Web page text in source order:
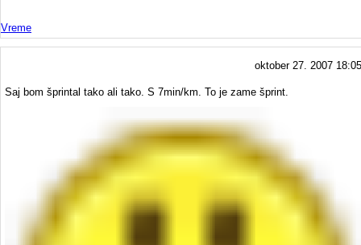
Vreme
oktober 27. 2007 18:05
Saj bom šprintal tako ali tako. S 7min/km. To je zame šprint.